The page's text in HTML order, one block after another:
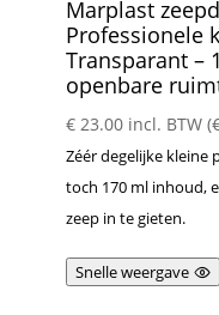
Marplast
Professionele
Transparant –
openbare
€23.00 incl. BTW (
Zéér degelijke kleine
toch 170 ml inhoud,
zeep in te gieten.
Snelle weergave